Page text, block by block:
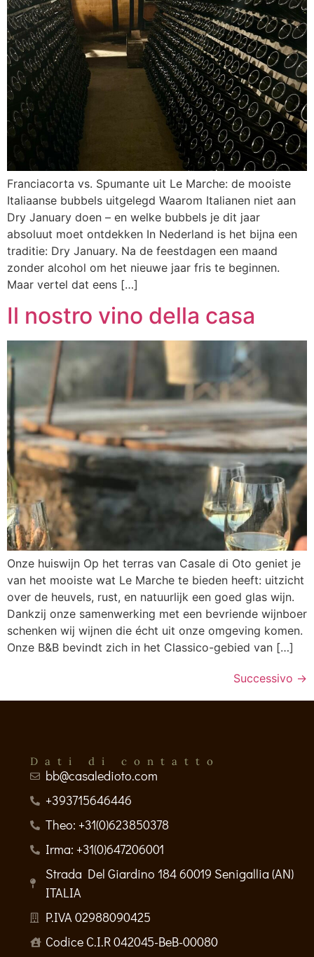
Franciacorta vs. Spumante uit Le Marche: de mooiste
Italiaanse bubbels uitgelegd Waarom Italianen niet aan
Dry January doen – en welke bubbels je dit jaar
absoluut moet ontdekken In Nederland is het bijna een
traditie: Dry January. Na de feestdagen een maand
zonder alcohol om het nieuwe jaar fris te beginnen.
Maar vertel dat eens […]
Il nostro vino della casa
Onze huiswijn Op het terras van Casale di Oto geniet je
van het mooiste wat Le Marche te bieden heeft: uitzicht
over de heuvels, rust, en natuurlijk een goed glas wijn.
Dankzij onze samenwerking met een bevriende wijnboer
schenken wij wijnen die écht uit onze omgeving komen.
Onze B&B bevindt zich in het Classico-gebied van […]
Successivo →
Dati di contatto
bb@casaledioto.com
+393715646446
Theo: +31(0)623850378
Irma: +31(0)647206001
Strada Del Giardino 184 60019 Senigallia (AN)
ITALIA
P.IVA 02988090425
Codice C.I.R 042045-BeB-00080